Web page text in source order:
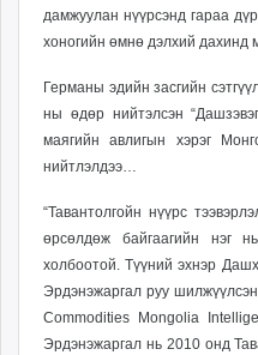
дамжуулан нүүрсэнд гараа
хоногийн өмнө дэлхий дахинд
Германы эдийн засгийн
ны өдөр нийтэлсэн
маягийн авлигын хэрэг
нийтлэлдээ…
“Тавантолгойн нүүрс
өрсөлдөж байгаагийн нэг
холбоотой. Түүний эхнэр
Эрдэнэжаргал руу
Commodities Mongolia
Эрдэнэжаргал нь 2010 онд